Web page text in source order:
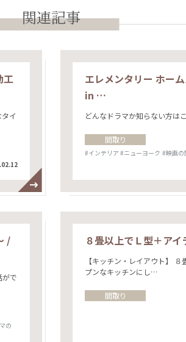
関連記事
工
イ
エレメンタリー ホー
in …
どんなドラマか知らない方は
間取り
#インテリア #ニューヨーク #映画の
/
がで
の
８畳以上でＬ型＋アイ
【キッチン・レイアウト】
プンなキッチンにし…
間取り